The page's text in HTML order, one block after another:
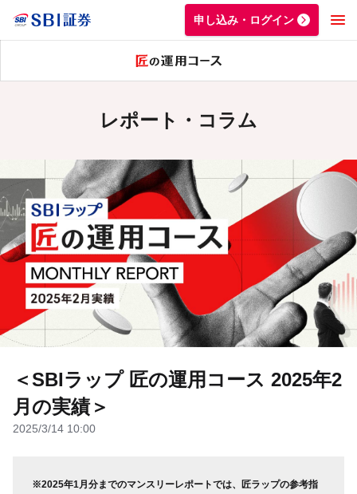
申し込み・ログイン
レポート・コラム
＜SBIラップ 匠の運用コース 2025年2
月の実績＞
2025/3/14 10:00
※2025年1月分までのマンスリーレポートでは、匠ラップの参考指